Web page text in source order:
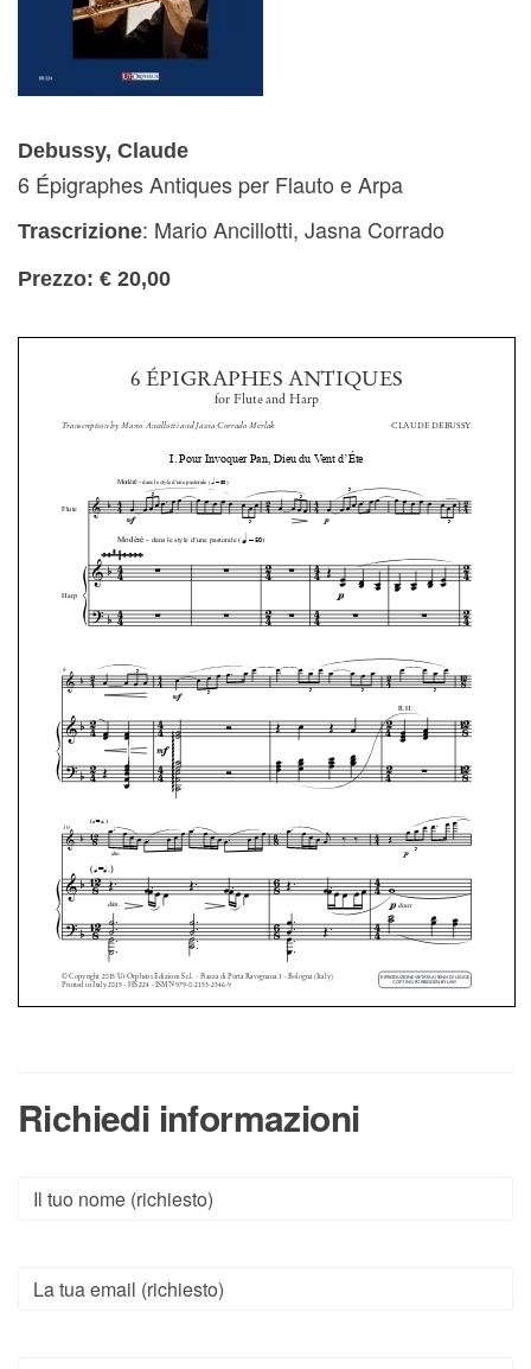
Debussy, Claude
6 Épigraphes Antiques per Flauto e Arpa
Trascrizione: Mario Ancillotti, Jasna Corrado
Prezzo: € 20,00
Richiedi informazioni